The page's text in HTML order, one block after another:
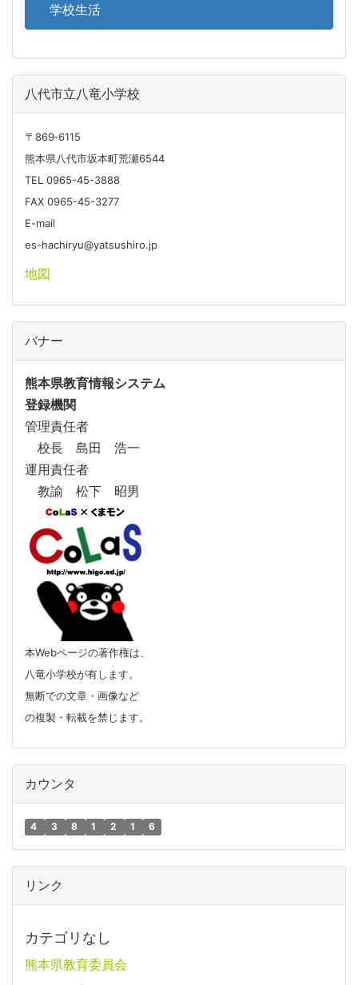
学校生活
八代市立八竜小学校
〒869‐6115
熊本県八代市坂本町荒瀬6544
TEL 0965-45-3888
FAX 0965-45-3277
E-mail
es-hachiryu@yatsushiro.jp
地図
バナー
熊本県教育情報システム
登録機関
管理責任者
校長 島田 浩一
運用責任者
教諭 松下 昭男
本Webページの著作権は、
八竜小学校が有します。
無断での文章・画像など
の複製・転載を禁じます。
カウンタ
4 3 8 1 2 1 6
リンク
カテゴリなし
熊本県教育委員会